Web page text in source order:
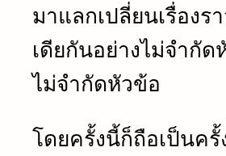
มาแลกเปลี่ยนเรื่องร
เดียกันอย่างไม่จำกัด
ไม่จำกัดหัวข้อ
โดยครั้งนี้ก็ถือเป็นครั้